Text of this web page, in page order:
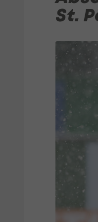
St.